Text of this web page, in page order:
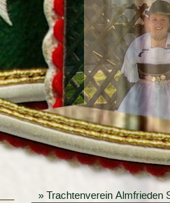
» Trachtenverein Almfrieden